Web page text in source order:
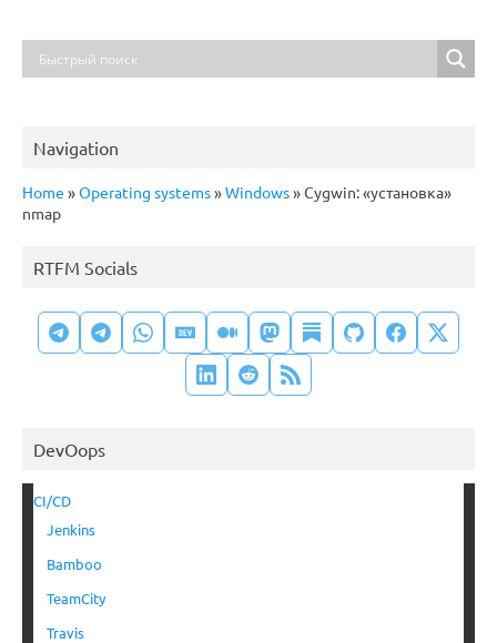
Navigation
Home »Operating systems»Windows»Cygwin: «установка»
nmap
RTFM Socials
DevOops
CI/CD
Jenkins
Bamboo
TeamCity
Travis